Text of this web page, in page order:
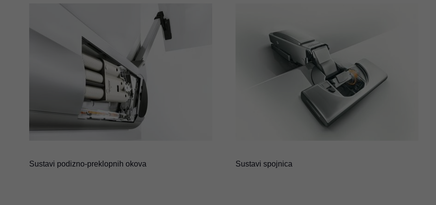
Sustavi podizno-preklopnih okova Sustavi spojnica